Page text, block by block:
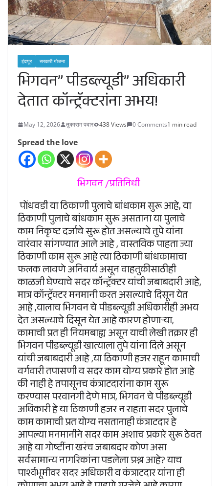
इंदापूर सरकारी योजना
भिगवन” पीडब्ल्यूडी” अधिकारी
देतात कॉन्ट्रॅक्टरांना अभय!
May 12, 2026 तुकाराम पवार 438 Views 0 Comments1 min read
Spread the love
भिगवन /प्रतिनिधी
पोंधवडी या ठिकाणी पुलाचे बांधकाम सुरू आहे, या
ठिकाणी पुलाचे बांधकाम सुरू असताना या पुलाचे
काम निकृष्ट दर्जाचे सुरू होत असल्याचे तुपे यांना
वारंवार सांगण्यात आले आहे , वास्तविक पाहता ज्या
ठिकाणी काम सुरू आहे त्या ठिकाणी बांधकामाचा
फलक लावणे अनिवार्य असून वाहतुकीसाठीही
काळजी घेण्याचे सदर कॉन्ट्रॅक्टर यांची जबाबदारी आहे,
मात्र कॉन्ट्रॅक्टर मनमानी करत असल्याचे दिसून येत
आहे ,यालाच भिगवन चे पीडब्ल्यूडी अधिकारीही अभय
देत असल्याचे दिसून येत आहे कारण होणाऱ्या,
कामाची प्रत ही नियमबाह्य असून याची लेखी तक्रार ही
भिगवन पीडब्ल्यूडी खात्याला तुपे यांना दिले असून
यांची जबाबदारी आहे ,या ठिकाणी हजर राहून कामाची
वर्गवारी तपासणी व सदर काम योग्य प्रकारे होत आहे
की नाही हे तपासूनच कंत्राटदारांना काम सुरू
करण्यास परवानगी देणे मात्र, भिगवन चे पीडब्ल्यूडी
अधिकारी हे या ठिकाणी हजर न राहता सदर पुलाचे
काम कामाची प्रत योग्य नसतानाही कंत्राटदार हे
आपल्या मनमानीने सदर काम अशाच प्रकारे सुरू ठेवत
आहे या गोष्टींना खरंच जबाबदार कोण असा
सर्वसामान्य नागरिकांना पडलेला प्रश्न आहे? याच
पार्श्वभूमीवर सदर अधिकारी व कंत्राटदार यांना ही